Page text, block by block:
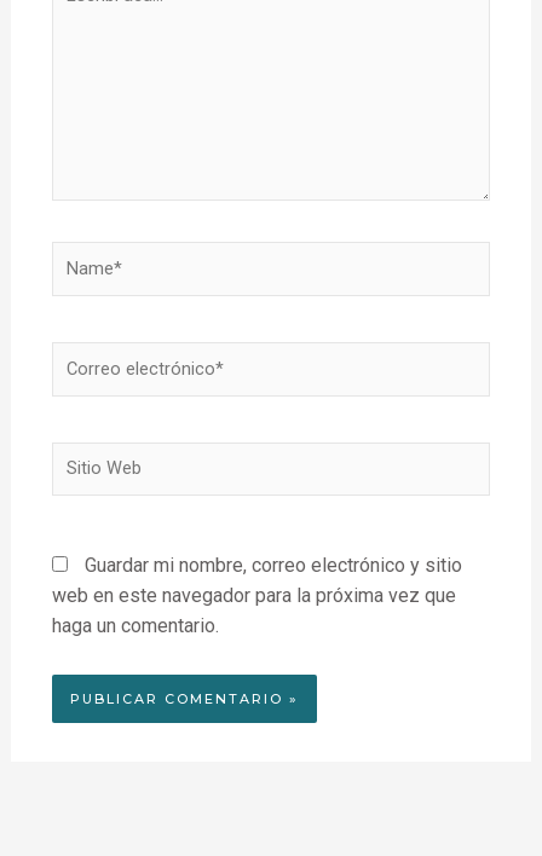
Sitio
Guardar mi nombre, correo electrónico y sitio
web en este navegador para la próxima vez que
haga un comentario.